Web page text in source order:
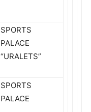
SPORTS
PALACE
“URALETS”
SPORTS
PALACE